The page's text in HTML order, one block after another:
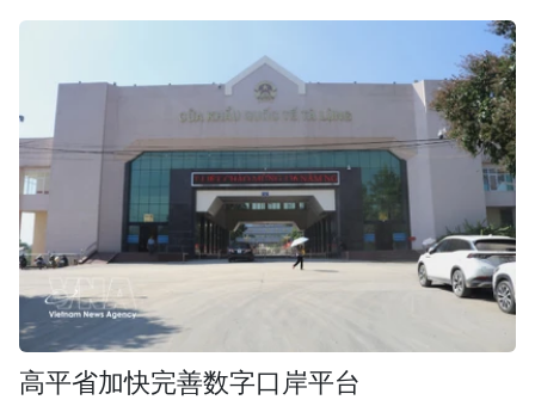
高平省加快完善数字口岸平台